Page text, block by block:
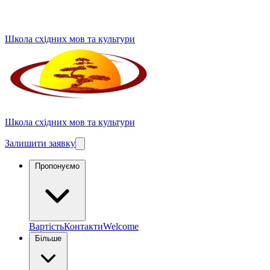
Школа східних мов та культури
Школа східних мов та культури
Залишити заявку
ВартістьКонтактиWelcome